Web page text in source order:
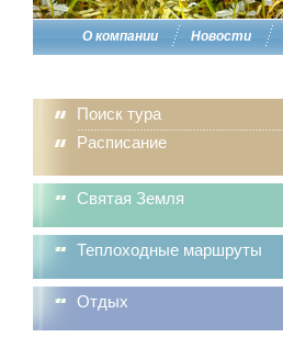
О компании Новости
Поиск тура
Расписание
Святая Земля
Теплоходные маршруты
Отдых